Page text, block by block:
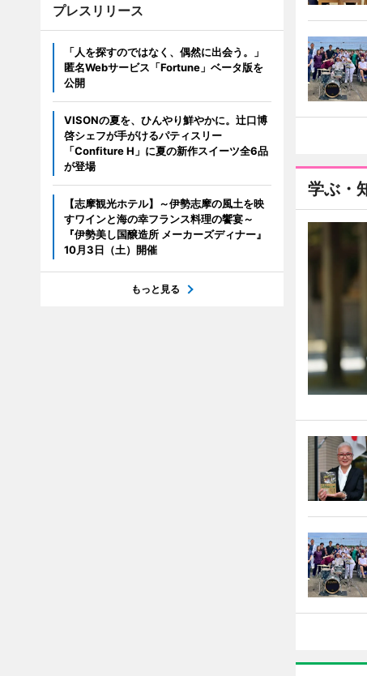
学ぶ・
プレスリリース
「人を探すのではなく、偶然に出会う。」
匿名Webサービス「Fortune」ベータ版を
公開
VISONの夏を、ひんやり鮮やかに。辻口博
啓シェフが手がけるパティスリー
「Confiture H」に夏の新作スイーツ全6品
が登場
【志摩観光ホテル】～伊勢志摩の風土を映
すワインと海の幸フランス料理の饗宴～
『伊勢美し国醸造所 メーカーズディナー』
10月3日（土）開催
もっと見る